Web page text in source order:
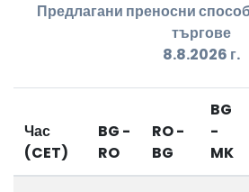
Предлагани преносни
търгове
8.8.2026 г.
Час
(CET)
BG -
RO
RO -
BG
BG
-
MK